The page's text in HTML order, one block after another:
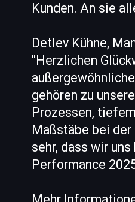
Kunden. An sie
Detlev Kühne,
"Herzlichen
gehören zu
Prozessen,
Maßstäbe bei
sehr, dass wir
Performance